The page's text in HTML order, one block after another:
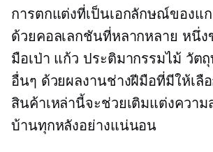
การตกแต่งที่เป็นเอกลักษณ์ของแ
ด้วยคอลเลกชันที่หลากหลาย หนึ่ง
มือเป่า แก้ว ประติมากรรมไม้ วัตถุ
อื่นๆ ด้วยผลงานช่างฝีมือที่มีให้เลื
สินค้าเหล่านี้จะช่วยเติมแต่งความ
บ้านทุกหลังอย่างแน่นอน